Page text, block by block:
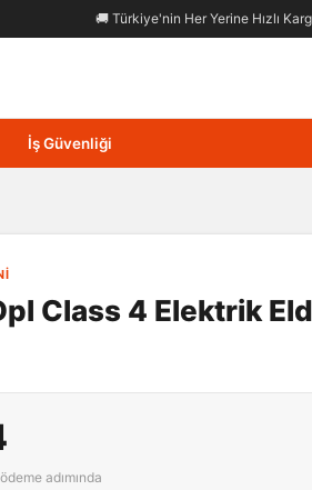
🚚 Türkiye'nin Her Yerine Hızlı
İş Güvenliği
Class 4 Elektrik
adımında